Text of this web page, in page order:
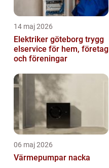
14 maj 2026
Elektriker göteborg trygg
elservice för hem, företag
och föreningar
06 maj 2026
Värmepumpar nacka